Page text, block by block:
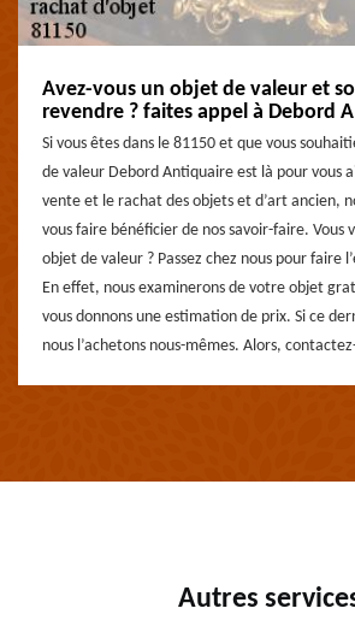
Avez-vous un objet de valeur et
revendre ? faites appel à Debord
Si vous êtes dans le 81150 et que vous
de valeur Debord Antiquaire est là pour vous
vente et le rachat des objets et d’art ancien,
vous faire bénéficier de nos savoir-faire. Vous
objet de valeur ? Passez chez nous pour faire
En effet, nous examinerons de votre objet
vous donnons une estimation de prix. Si ce
nous l’achetons nous-mêmes. Alors,
Autres